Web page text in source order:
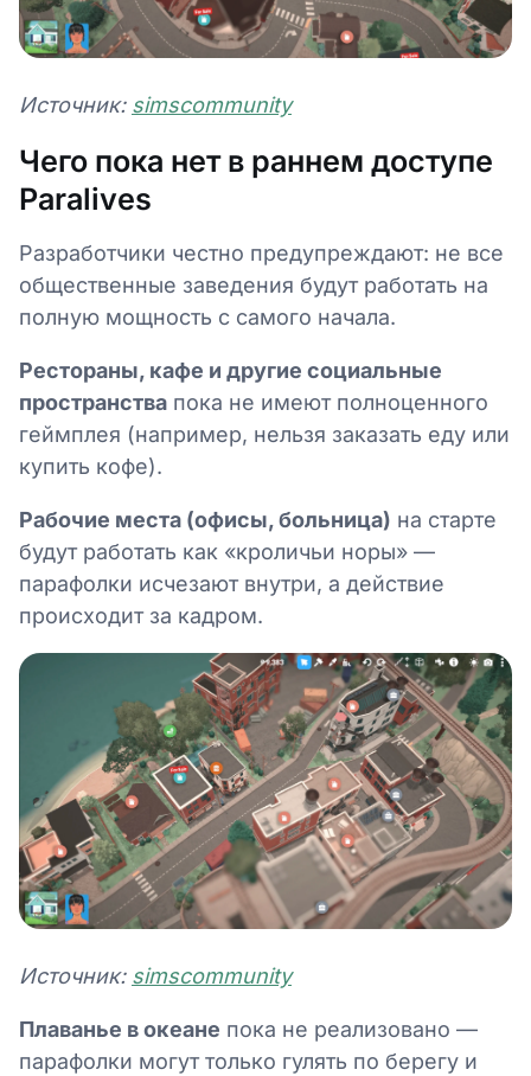
Источник: simscommunity
Чего пока нет в раннем доступе
Paralives
Разработчики честно предупреждают: не все
общественные заведения будут работать на
полную мощность с самого начала.
Рестораны, кафе и другие социальные
пространства пока не имеют полноценного
геймплея (например, нельзя заказать еду или
купить кофе).
Рабочие места (офисы, больница) на старте
будут работать как «кроличьи норы» —
парафолки исчезают внутри, а действие
происходит за кадром.
Источник: simscommunity
Плаванье в океане пока не реализовано —
парафолки могут только гулять по берегу и